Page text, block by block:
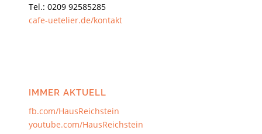
Tel.: 0209 92585285
cafe-uetelier.de/kontakt
IMMER AKTUELL
fb.com/HausReichstein
youtube.com/HausReichstein